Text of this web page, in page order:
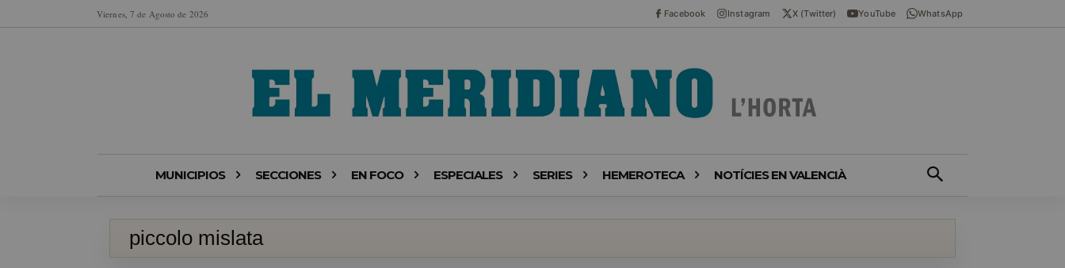
Viernes, 7 de Agosto de 2026 Facebook Instagram X (Twitter) YouTube WhatsApp
MUNICIPIOS SECCIONES EN FOCO ESPECIALES SERIES HEMEROTECA NOTÍCIES EN VALENCIÀ
piccolo mislata